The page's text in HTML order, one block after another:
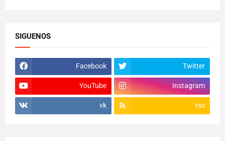
SIGUENOS
Facebook Twitter
YouTube Instagram
vk rss